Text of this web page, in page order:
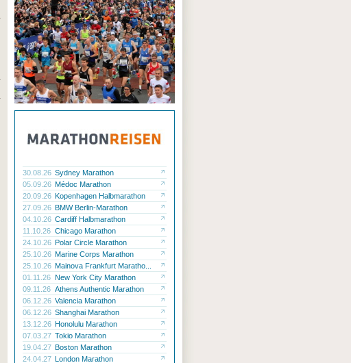
30.08.26 Sydney Marathon
05.09.26 Médoc Marathon
20.09.26 Kopenhagen Halbmarathon
27.09.26 BMW Berlin-Marathon
04.10.26 Cardiff Halbmarathon
11.10.26 Chicago Marathon
24.10.26 Polar Circle Marathon
25.10.26 Marine Corps Marathon
25.10.26 Mainova Frankfurt Maratho...
01.11.26 New York City Marathon
09.11.26 Athens Authentic Marathon
06.12.26 Valencia Marathon
06.12.26 Shanghai Marathon
13.12.26 Honolulu Marathon
07.03.27 Tokio Marathon
19.04.27 Boston Marathon
24.04.27 London Marathon